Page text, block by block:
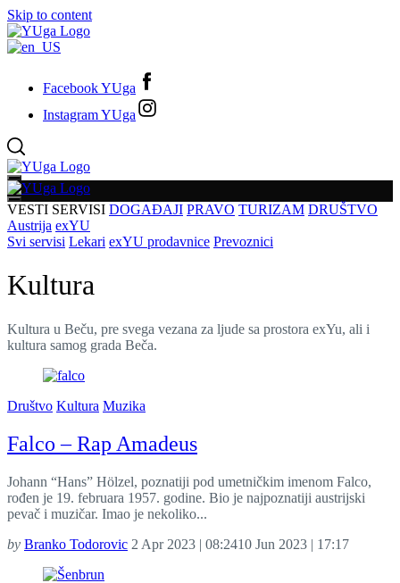
Skip to content
Facebook YUga
Instagram YUga
VESTI SERVISI DOGAĐAJI PRAVO TURIZAM DRUŠTVO
Austrija exYU
Svi servisi Lekari exYU prodavnice Prevoznici
Kultura
Kultura u Beču, pre svega vezana za ljude sa prostora exYu, ali i
kultura samog grada Beča.
Društvo Kultura Muzika
Falco – Rap Amadeus
Johann “Hans” Hölzel, poznatiji pod umetničkim imenom Falco,
rođen je 19. februara 1957. godine. Bio je najpoznatiji austrijski
pevač i muzičar. Imao je nekoliko...
by Branko Todorovic 2 Apr 2023 | 08:2410 Jun 2023 | 17:17